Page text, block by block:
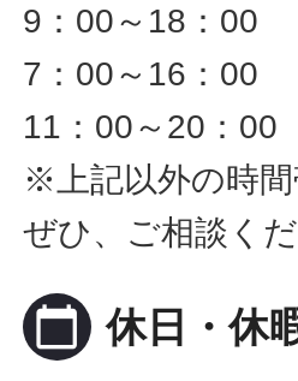
9：00～18：00
7：00～16：00
11：00～20：00
※上記以外の時
ぜひ、ご相談く
calendar_today 休日・休